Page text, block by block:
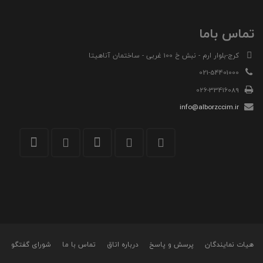
تماس باما
کرج-بلوار ارم - نبش خ 100 غربی - ساختمان آناهیتا
021-54401000
026-33416089
info@alborzccim.ir
هیات نمایندگان پرسش و پاسخ درباره اتاق تماس با ما شورای گفتگو